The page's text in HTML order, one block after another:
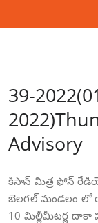
39-
Advisory
కిసాన్ మిత్ర ఫోన్ రేడియో
బెలగల్ మండలం లో
10 మిల్లీమీటర్ల దాకా